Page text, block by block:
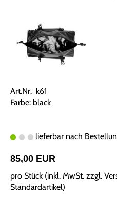
Art.Nr. k61
Farbe: black
lieferbar nach
85,00 EUR
pro Stück (inkl. MwSt. zzgl.
Standardartikel)